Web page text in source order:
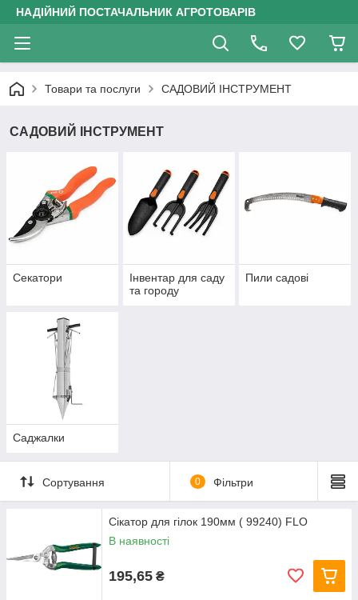
НАДІЙНИЙ ПОСТАЧАЛЬНИК АГРОТОВАРІВ
Товари та послуги САДОВИЙ ІНСТРУМЕНТ
САДОВИЙ ІНСТРУМЕНТ
Секатори
Інвентар для саду
та городу
Пили садові
Саджалки
Сортування 0 Фільтри
Сікатор для гілок 190мм ( 99240) FLO
В наявності
195,65 ₴